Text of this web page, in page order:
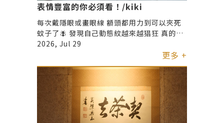
表情豐富的你必須看！/kiki
每次戴隱眼或畫眼線 額頭都用力到可以夾死
蚊子了🪰 發現自己動態紋越來越猖狂 真的不
能再假裝看不見～ 這次定期保養一樣是去 君
在意的： 抬頭紋、皺鼻紋、魚尾紋跟下巴✨
不得不說把這些緊繃的表情放鬆下來之後 整
個人看起來氣色順眼好多 大笑也不用再小心
翼翼了🥰 B A對比都在影片裡 記錄一下我的
表情救星📸 （大家如果有需要，還是要自己
預約去給專業醫師評估喔！）
2026, Jul 29
更多 +